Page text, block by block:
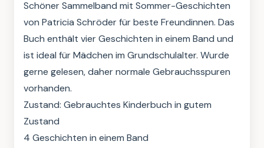
Schöner Sammelband mit Sommer-Geschichten
von Patricia Schröder für beste Freundinnen. Das
Buch enthält vier Geschichten in einem Band und
ist ideal für Mädchen im Grundschulalter. Wurde
gerne gelesen, daher normale Gebrauchsspuren
vorhanden.
Zustand: Gebrauchtes Kinderbuch in gutem
Zustand
4 Geschichten in einem Band